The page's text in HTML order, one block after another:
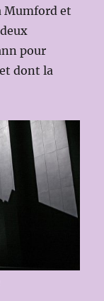
Mumford et
pour
dont la